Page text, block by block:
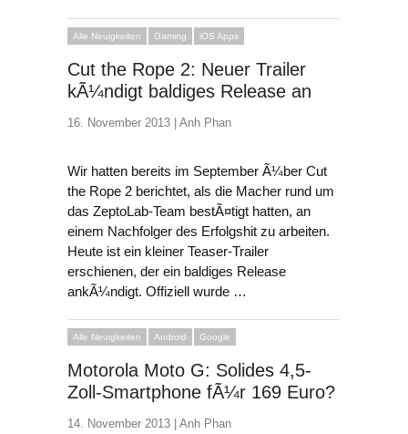
Alle Neuigkeiten Gaming iOS Apps
Cut the Rope 2: Neuer Trailer
kÃ¼ndigt baldiges Release an
16. November 2013 | Anh Phan
Wir hatten bereits im September Ã¼ber Cut
the Rope 2 berichtet, als die Macher rund um
das ZeptoLab-Team bestÃ¤tigt hatten, an
einem Nachfolger des Erfolgshit zu arbeiten.
Heute ist ein kleiner Teaser-Trailer
erschienen, der ein baldiges Release
ankÃ¼ndigt. Offiziell wurde …
Alle Neuigkeiten Android Google
Motorola Moto G: Solides 4,5-
Zoll-Smartphone fÃ¼r 169 Euro?
14. November 2013 | Anh Phan